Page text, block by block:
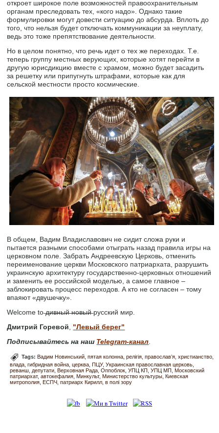
откроет широкое поле возможностей правоохранительным
органам преследовать тех, «кого надо». Однако такие
формулировки могут довести ситуацию до абсурда. Вплоть до
того, что нельзя будет отключать коммуникации за неуплату,
ведь это тоже препятствование деятельности.
Но в целом понятно, что речь идет о тех же переходах. Т.е.
теперь группу местных верующих, которые хотят перейти в
другую юрисдикцию вместе с храмом, можно будет засадить
за решетку или припугнуть штрафами, которые как для
сельской местности просто космические.
В общем, Вадим Владиславович не сидит сложа руки и
пытается разными способами отыграть назад правила игры на
церковном поле. Забрать Андреевскую Церковь, отменить
переименование церкви Московского патриархата, разрушить
украинскую архитектуру государственно-церковных отношений
и заменить ее российской моделью, а самое главное –
заблокировать процесс переходов. А кто не согласен – тому
впаяют «двушечку».
Welcome to ̶д̶и̶в̶н̶ы̶й̶ ̶н̶о̶в̶ы̶й̶ русский мир.
Дмитрий Горевой
"Левый берег"
Подписывайтесь на наш Telegram-канал
Tags:Вадим Новинський пятая колонна релігія православ’я христианство
влада гибридная война церква ПЦУ Украинская православная церковь
реванш
депутати Верховная Рада Оппоблок УПЦ КП УПЦ МП
Московский
патриархат автокефалия Минкульт Министерство культуры Киевская
митрополия ЕСПЧ патриарх Кирилл в полі зору